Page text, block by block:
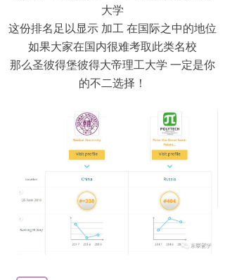
大学
这份排名足以显示 加工 在国际之中的地位
如果大家在国内很难考取此类名校
那么圣彼得堡彼得大帝理工大学 一定是你
的不二选择！